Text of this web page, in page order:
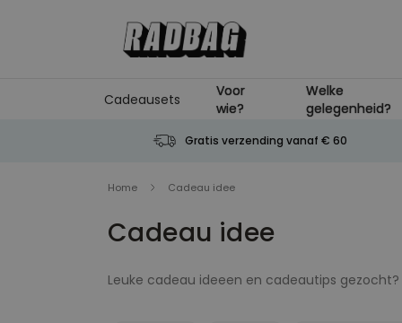
Cadeausets
Voor
wie?
Welke
gelegenheid?
Gratis verzending vanaf € 60
Home Cadeau idee
Cadeau idee
Leuke cadeau ideeen en cadeautips